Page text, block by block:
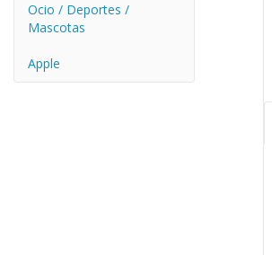
Ocio / Deportes /
Mascotas
Apple